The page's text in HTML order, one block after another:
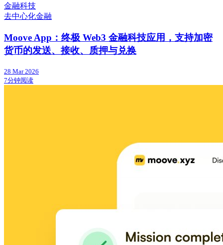
金融科技
去中心化金融
Moove App：终极 Web3 金融科技应用，支持加密
货币的发送、接收、质押与兑换
28 Mar 2026
7分钟阅读